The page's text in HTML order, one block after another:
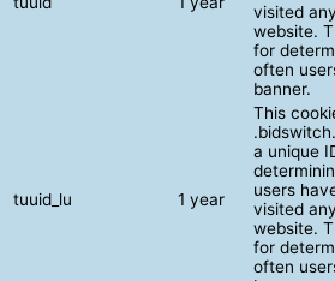
visited
website.
for
often
banner.
tuuid_lu 1 year
This
a unique
users
visited
website.
for
often